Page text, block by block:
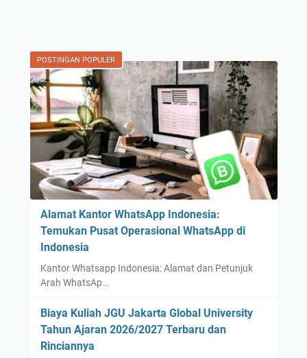
POSTINGAN POPULER
Alamat Kantor WhatsApp Indonesia:
Temukan Pusat Operasional WhatsApp di
Indonesia
Kantor Whatsapp Indonesia: Alamat dan Petunjuk
Arah WhatsAp…
Biaya Kuliah JGU Jakarta Global University
Tahun Ajaran 2026/2027 Terbaru dan
Rinciannya